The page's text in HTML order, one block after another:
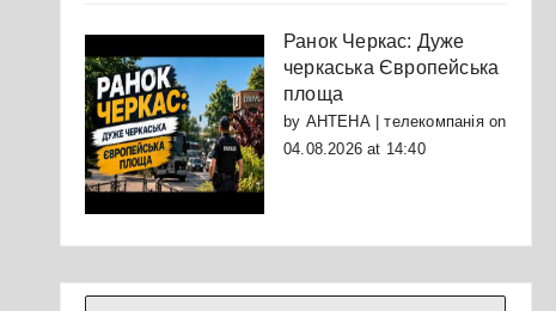
Ранок Черкас: Дуже
черкаська Європейська
площа
by АНТЕНА | телекомпаніяon
04.08.2026 at 14:40